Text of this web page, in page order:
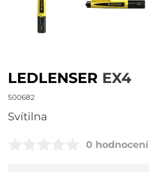
LEDLENSER EX4
500682
svítilna
0 hodnocení